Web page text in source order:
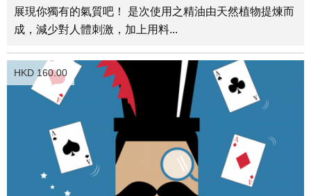
展現你獨有的氣質吧！ 是次使用之精油由天然植物提煉而
成，減少對人體刺激，加上用料...
HKD 160.00